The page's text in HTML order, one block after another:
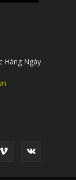
Hàng Ngày